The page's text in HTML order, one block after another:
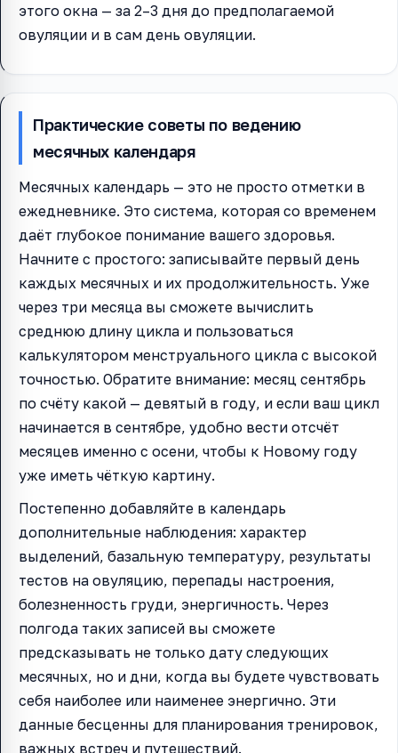
этого окна — за 2–3 дня до предполагаемой
овуляции и в сам день овуляции.
Практические советы по ведению
месячных календаря
Месячных календарь — это не просто отметки в
ежедневнике. Это система, которая со временем
даёт глубокое понимание вашего здоровья.
Начните с простого: записывайте первый день
каждых месячных и их продолжительность. Уже
через три месяца вы сможете вычислить
среднюю длину цикла и пользоваться
калькулятором менструального цикла с высокой
точностью. Обратите внимание: месяц сентябрь
по счёту какой — девятый в году, и если ваш цикл
начинается в сентябре, удобно вести отсчёт
месяцев именно с осени, чтобы к Новому году
уже иметь чёткую картину.
Постепенно добавляйте в календарь
дополнительные наблюдения: характер
выделений, базальную температуру, результаты
тестов на овуляцию, перепады настроения,
болезненность груди, энергичность. Через
полгода таких записей вы сможете
предсказывать не только дату следующих
месячных, но и дни, когда вы будете чувствовать
себя наиболее или наименее энергично. Эти
данные бесценны для планирования тренировок,
важных встреч и путешествий.